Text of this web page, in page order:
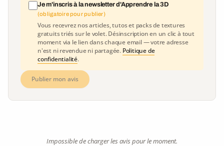
Je m'inscris à la newsletter d'Apprendre la 3D
(obligatoire pour publier)
Vous recevrez nos articles, tutos et packs de textures
gratuits triés sur le volet. Désinscription en un clic à tout
moment via le lien dans chaque email — votre adresse
n'est ni revendue ni partagée. Politique de
confidentialité.
Publier mon avis
Impossible de charger les avis pour le moment.